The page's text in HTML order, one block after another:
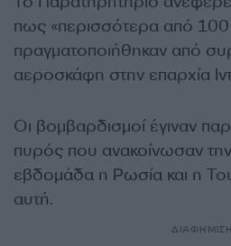
πως «περισσότερα από 100
πραγματοποιήθηκαν από
αεροσκάφη στην επαρχία
Οι βομβαρδισμοί έγιναν
πυρός που ανακοίνωσαν
εβδομάδα η Ρωσία και η
αυτή.
ΔΙΑΦΗΜΙΣΗ